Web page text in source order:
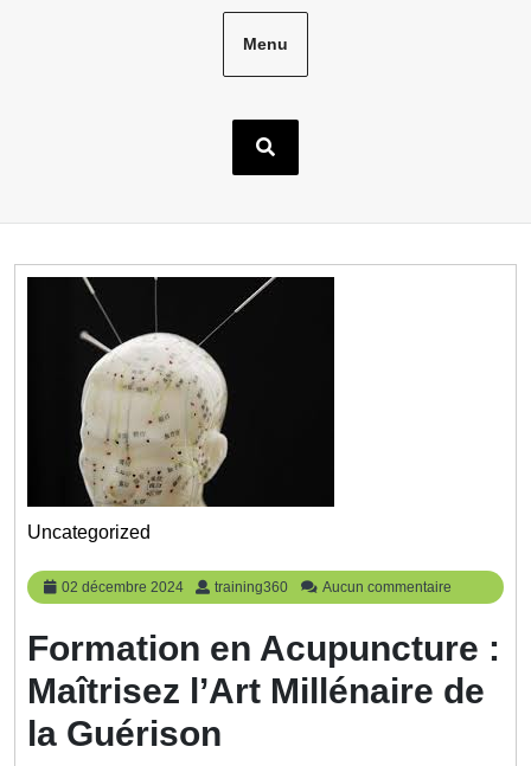
Menu
Uncategorized
02 décembre 2024
02
décembre
training360 training360
Aucun commentaire
Formation en Acupuncture :
Maîtrisez l’Art Millénaire de
la Guérison